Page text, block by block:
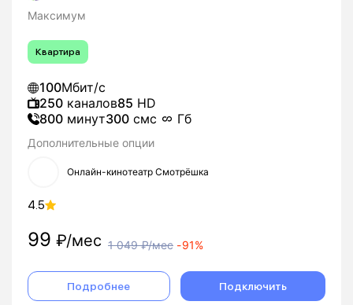
Максимум
Квартира
100Мбит/с
250 каналов85 HD
800 минут300 смс Гб
Дополнительные опции
Онлайн-кинотеатр Смотрёшка
4.5
99 ₽/мес 1 049₽/мес -91%
Подробнее Подключить